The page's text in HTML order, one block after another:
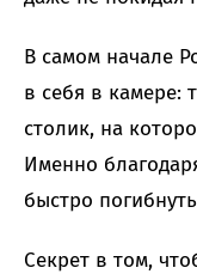
В самом начале
в себя в камере:
столик, на
Именно
быстро
Секрет в том,